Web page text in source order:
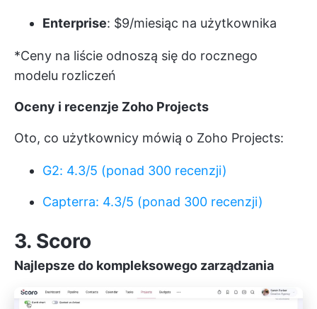
Enterprise: $9/miesiąc na użytkownika
*Ceny na liście odnoszą się do rocznego
modelu rozliczeń
Oceny i recenzje Zoho Projects
Oto, co użytkownicy mówią o Zoho Projects:
G2: 4.3/5 (ponad 300 recenzji)
Capterra: 4.3/5 (ponad 300 recenzji)
3. Scoro
Najlepsze do kompleksowego zarządzania